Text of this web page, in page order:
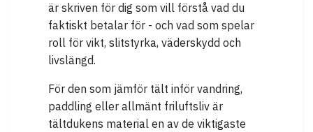
är skriven för dig som vill förstå vad du
faktiskt betalar för - och vad som spelar
roll för vikt, slitstyrka, väderskydd och
livslängd.
För den som jämför tält inför vandring,
paddling eller allmänt friluftsliv är
tältdukens material en av de viktigaste